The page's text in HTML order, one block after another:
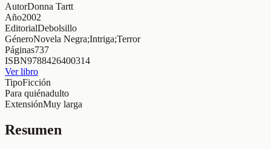
AutorDonna Tartt
Año2002
EditorialDebolsillo
GéneroNovela Negra;Intriga;Terror
Páginas737
ISBN9788426400314
Ver libro
TipoFicción
Para quiénadulto
ExtensiónMuy larga
Resumen